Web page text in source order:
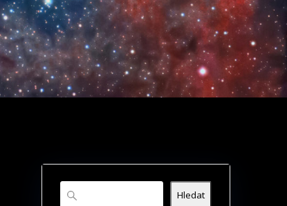
Hledat